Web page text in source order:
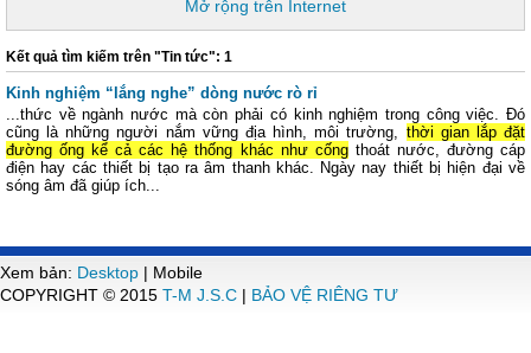
Mở rộng trên Internet
Kết quả tìm kiếm trên "Tin tức": 1
Kinh nghiệm “lắng nghe” dòng nước rò rỉ
...thức về ngành nước mà còn phải có kinh nghiệm trong công việc. Đó
cũng là những người nắm vững địa hình, môi trường, thời gian lắp đặt
đường ống kể cả các hệ thống khác như cốngthoát nước, đường cáp
điện hay các thiết bị tạo ra âm thanh khác. Ngày nay thiết bị hiện đại về
sóng âm đã giúp ích...
Xem bản: Desktop | Mobile
COPYRIGHT © 2015 T-M J.S.C | BẢO VỆ RIÊNG TƯ